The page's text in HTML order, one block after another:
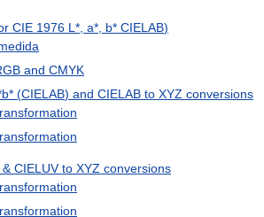
CIE 1976 L*, a*, b* CIELAB)
and CMYK
b* (CIELAB) and CIELAB to XYZ conversions
&CIELUV to XYZ conversions